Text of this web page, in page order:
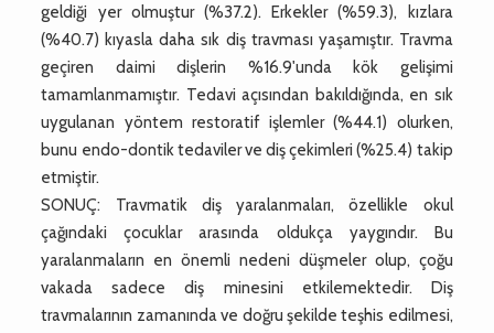
geldiği yer olmuştur (%37.2). Erkekler (%59.3), kızlara
(%40.7) kıyasla daha sık diş travması yaşamıştır. Travma
geçiren daimi dişlerin %16.9'unda kök gelişimi
tamamlanmamıştır. Tedavi açısından bakıldığında, en sık
uygulanan yöntem restoratif işlemler (%44.1) olurken,
bunu endo-dontik tedaviler ve diş çekimleri (%25.4) takip
etmiştir.
SONUÇ: Travmatik diş yaralanmaları, özellikle okul
çağındaki çocuklar arasında oldukça yaygındır. Bu
yaralanmaların en önemli nedeni düşmeler olup, çoğu
vakada sadece diş minesini etkilemektedir. Diş
travmalarının zamanında ve doğru şekilde teşhis edilmesi,